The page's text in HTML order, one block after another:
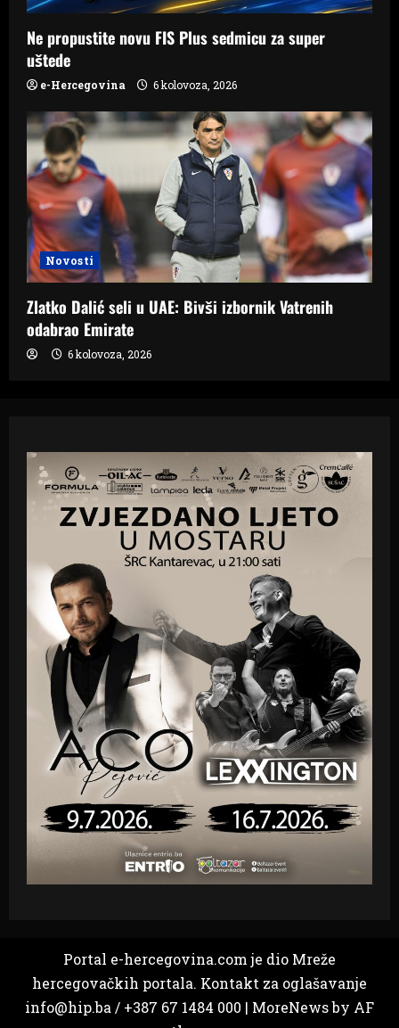
Ne propustite novu FIS Plus sedmicu za super
uštede
e-Hercegovina 6 kolovoza, 2026
Novosti
Zlatko Dalić seli u UAE: Bivši izbornik Vatrenih
odabrao Emirate
6 kolovoza, 2026
Portal e-hercegovina.com je dio Mreže
hercegovačkih portala. Kontakt za oglašavanje
info@hip.ba / +387 67 1484 000 | MoreNewsby AF